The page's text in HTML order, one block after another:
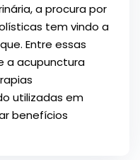
a procura por
tem vindo a
Entre essas
a acupunctura
utilizadas em
benefícios